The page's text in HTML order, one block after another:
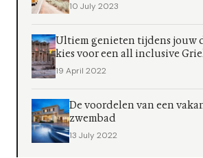
10 July 2023
Ultiem genieten tijdens jouw
kies voor een all inclusive
19 April 2022
De voordelen van een
zwembad
13 July 2022